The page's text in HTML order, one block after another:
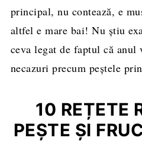
principal, nu contează, e
altfel e mare bai! Nu știu
ceva legat de faptul că
necazuri precum peștele
10 REȚETE
PEȘTE ȘI